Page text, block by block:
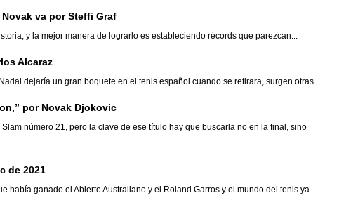
va por Steffi Graf
y la mejor manera de lograrlo es estableciendo récords que parezcan...
Alcaraz
dejaría un gran boquete en el tenis español cuando se retirara, surgen otras...
por Novak Djokovic
número 21, pero la clave de ese título hay que buscarla no en la final, sino
de 2021
había ganado el Abierto Australiano y el Roland Garros y el mundo del tenis ya...